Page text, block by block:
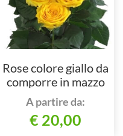
Rose colore giallo da
comporre in mazzo
per numero di steli.
A partire da:
€ 20,00